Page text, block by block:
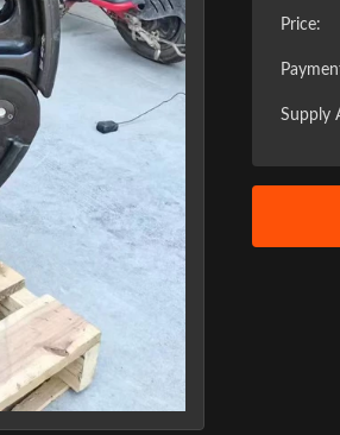
Price:
Supply